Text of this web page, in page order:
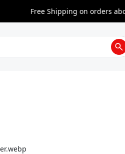
Free Shipping on orders